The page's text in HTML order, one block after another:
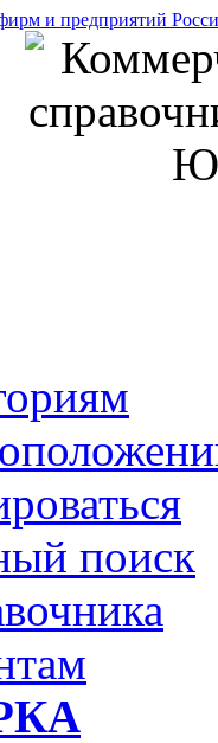
и предприятий
поиск